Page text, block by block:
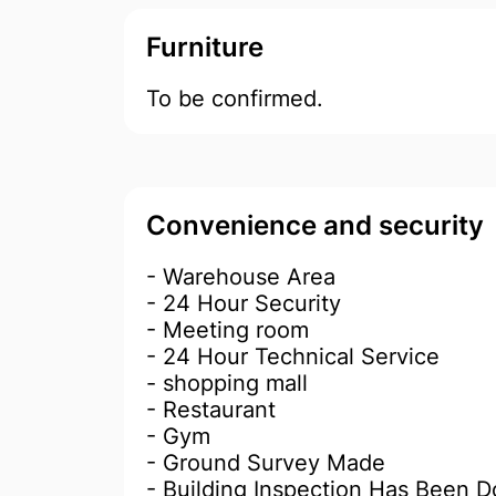
Furniture
To be confirmed.
Convenience and security
- Warehouse Area
- 24 Hour Security
- Meeting room
- 24 Hour Technical Service
- shopping mall
- Restaurant
- Gym
- Ground Survey Made
- Building Inspection Has Been